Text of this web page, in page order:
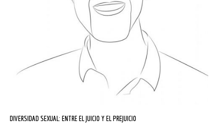
DIVERSIDAD SEXUAL: ENTRE EL JUICIO Y EL PREJUICIO